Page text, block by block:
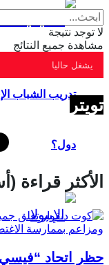
دول؟
لا توجد نتيجة
مشاهدة جميع النتائج
يشغل حاليا
تويتر
الأكثر قراءة
حظر اتحاد